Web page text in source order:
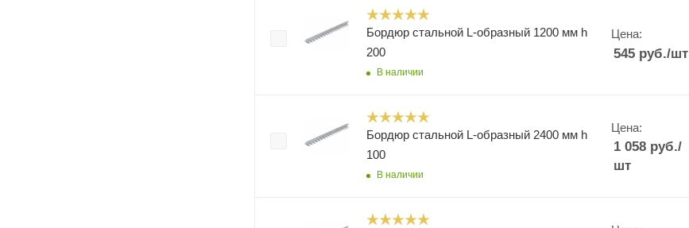
Бордюр стальной L-образный 1200 мм h
200
В наличии
Цена:
545руб./шт
Бордюр стальной L-образный 2400 мм h
100
В наличии
Цена:
1 058руб./
шт